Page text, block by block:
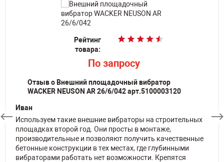
Рейтинг
товара:
По запросу
Отзыв о Внешний площадочный вибратор
WACKER NEUSON AR 26/6/042 арт.5100003120
Иван
Используем такие внешние вибраторы на строительных
площадках второй год. Они просты в монтаже,
производительные и позволяют получить качественные
бетонные конструкции в тех местах, где глубинными
вибраторами работать нет возможности. Крепятся
Рейтинг
товара:
По запросу